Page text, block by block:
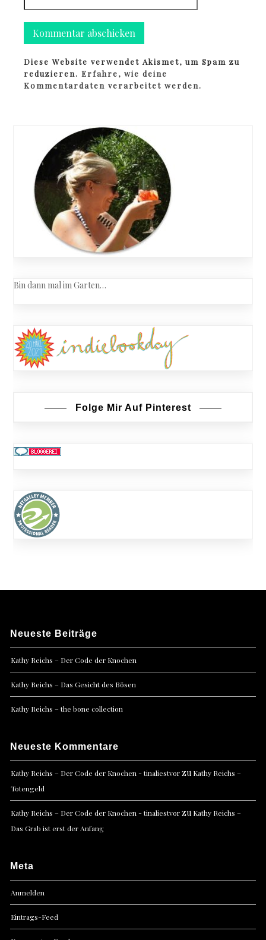
Diese Website verwendet Akismet, um Spam zu
reduzieren.Erfahre, wie deine
Kommentardaten verarbeitet werden.
Bin dann mal im Garten…
Folge Mir Auf Pinterest
Neueste Beiträge
Kathy Reichs – Der Code der Knochen
Kathy Reichs – Das Gesicht des Bösen
Kathy Reichs – the bone collection
Neueste Kommentare
Kathy Reichs – Der Code der Knochen - tinaliestvorzu Kathy Reichs –
Totengeld
Kathy Reichs – Der Code der Knochen - tinaliestvorzu Kathy Reichs –
Das Grab ist erst der Anfang
Meta
Anmelden
Eintrags-Feed